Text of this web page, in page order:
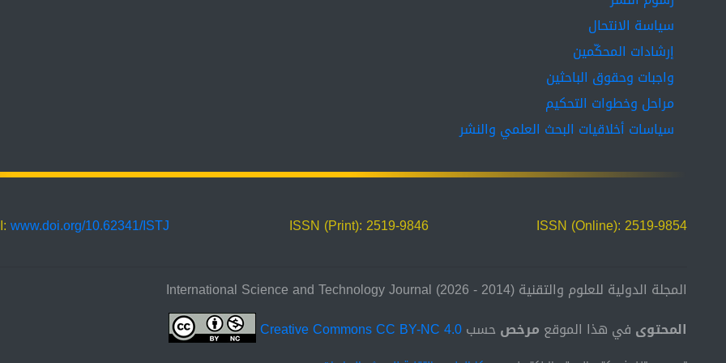
سياسة الانتحال
إرشادات المحكّمين
واجبات وحقوق الباحثين
مراحل وخطوات التحكيم
سياسات أخلاقيات البحث العلمي والنشر
ISSN (Online): 2519-9854
ISSN (Print): 2519-9846
www.doi.org/10.62341/ISTJ
المجلة الدولية للعلوم والتقنية (2014 - 2026) International Science and Technology Journal
المحتوى في هذا الموقع مرخصحسبCreative Commons CC BY-NC 4.0